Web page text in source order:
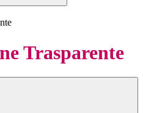
Trasparente